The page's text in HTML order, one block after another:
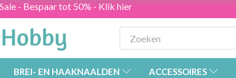
- Bespaar tot 50% - Klik hier
BREI- EN HAAKNAALDEN ACCESSOIRES